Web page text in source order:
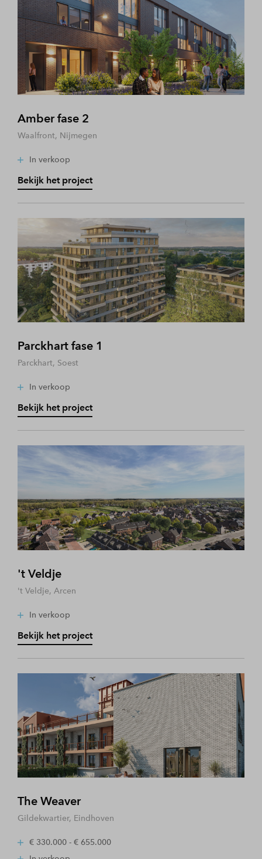
Amber fase 2
Waalfront, Nijmegen
In verkoop
Bekijk het project
Parckhart fase 1
Parckhart, Soest
In verkoop
Bekijk het project
't Veldje
't Veldje, Arcen
In verkoop
Bekijk het project
The Weaver
Gildekwartier, Eindhoven
€ 330.000 - € 655.000